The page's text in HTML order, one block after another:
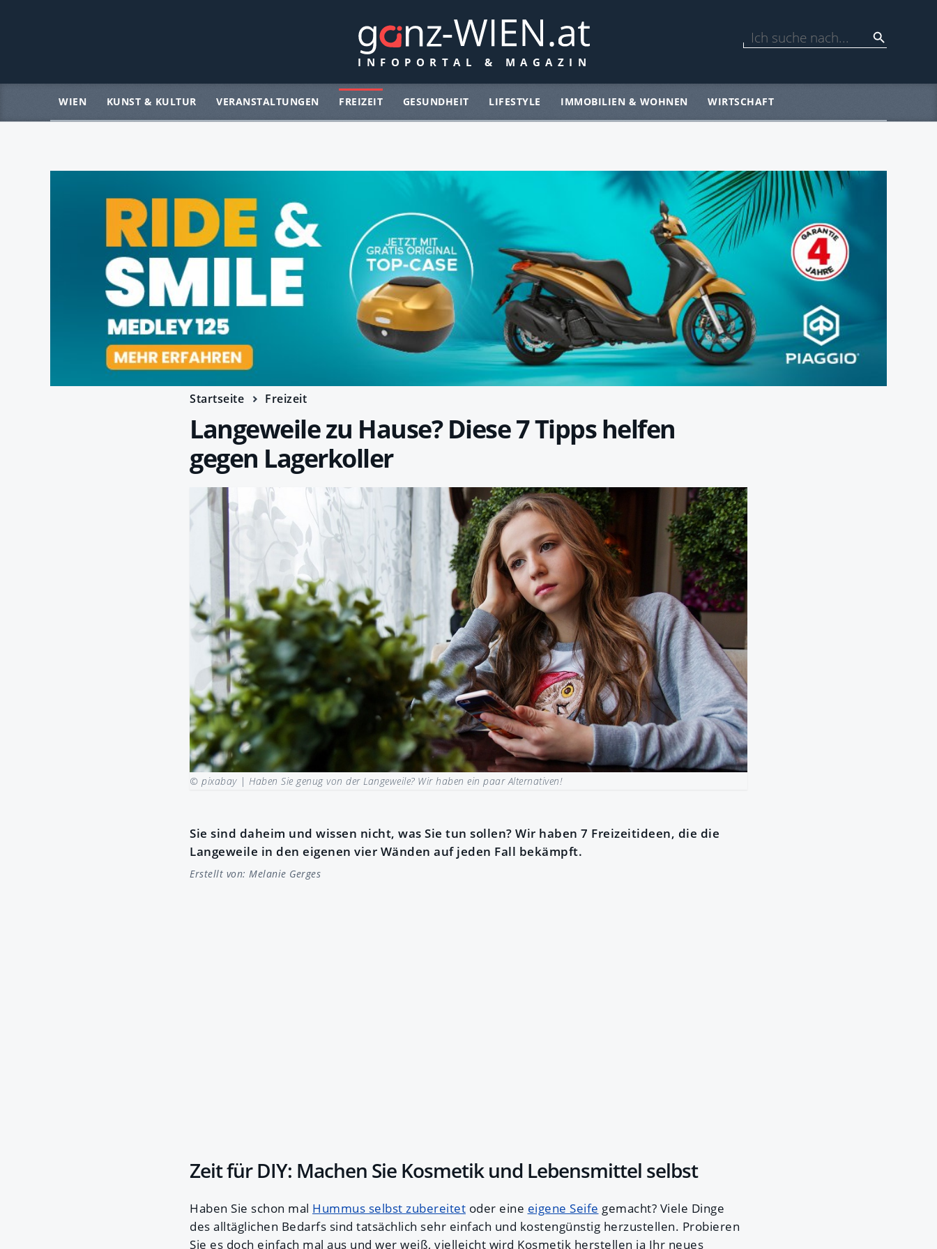
WIEN KUNST & KULTUR VERANSTALTUNGEN FREIZEIT GESUNDHEIT LIFESTYLE IMMOBILIEN & WOHNEN WIRTSCHAFT
Startseite Freizeit
Langeweile zu Hause? Diese 7 Tipps helfen
gegen Lagerkoller
© pixabay | Haben Sie genug von der Langeweile? Wir haben ein paar Alternativen!
Sie sind daheim und wissen nicht, was Sie tun sollen? Wir haben 7 Freizeitideen, die die
Langeweile in den eigenen vier Wänden auf jeden Fall bekämpft.
Erstellt von: Melanie Gerges
Zeit für DIY: Machen Sie Kosmetik und Lebensmittel selbst
Haben Sie schon mal Hummus selbst zubereitet oder eine eigene Seife gemacht? Viele Dinge
des alltäglichen Bedarfs sind tatsächlich sehr einfach und kostengünstig herzustellen. Probieren
Sie es doch einfach mal aus und wer weiß, vielleicht wird Kosmetik herstellen ja Ihr neues